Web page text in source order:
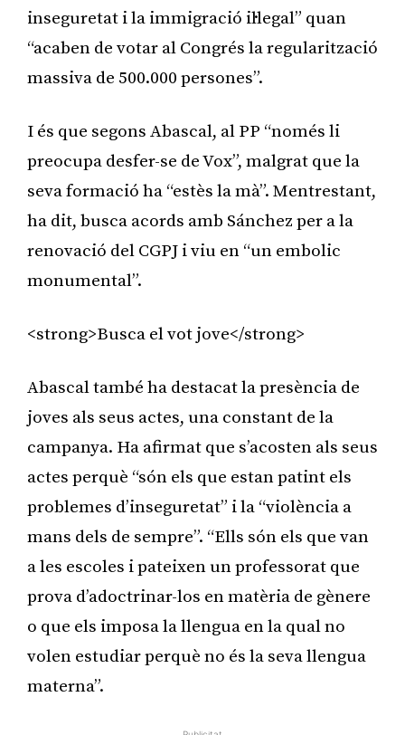
inseguretat i la immigració il·legal” quan
“acaben de votar al Congrés la regularització
massiva de 500.000 persones”.
I és que segons Abascal, al PP “només li
preocupa desfer-se de Vox”, malgrat que la
seva formació ha “estès la mà”. Mentrestant,
ha dit, busca acords amb Sánchez per a la
renovació del CGPJ i viu en “un embolic
monumental”.
<strong>Busca el vot jove</strong>
Abascal també ha destacat la presència de
joves als seus actes, una constant de la
campanya. Ha afirmat que s’acosten als seus
actes perquè “són els que estan patint els
problemes d’inseguretat” i la “violència a
mans dels de sempre”. “Ells són els que van
a les escoles i pateixen un professorat que
prova d’adoctrinar-los en matèria de gènere
o que els imposa la llengua en la qual no
volen estudiar perquè no és la seva llengua
materna”.